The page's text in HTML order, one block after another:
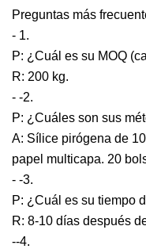
Preguntas más
- 1.
P: ¿Cuál es su MOQ
R: 200 kg.
- -2.
P: ¿Cuáles son sus
A: Sílice pirógena de
papel multicapa. 20
- -3.
P: ¿Cuál es su tiempo
R: 8-10 días después
--4.